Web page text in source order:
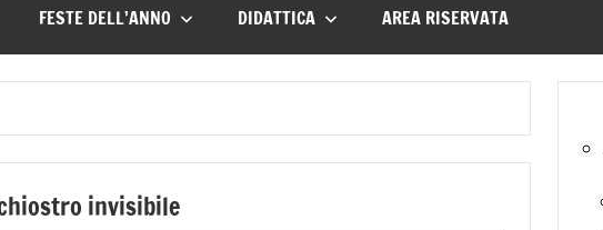
FESTE DELL’ANNO DIDATTICA AREA RISERVATA
invisibile